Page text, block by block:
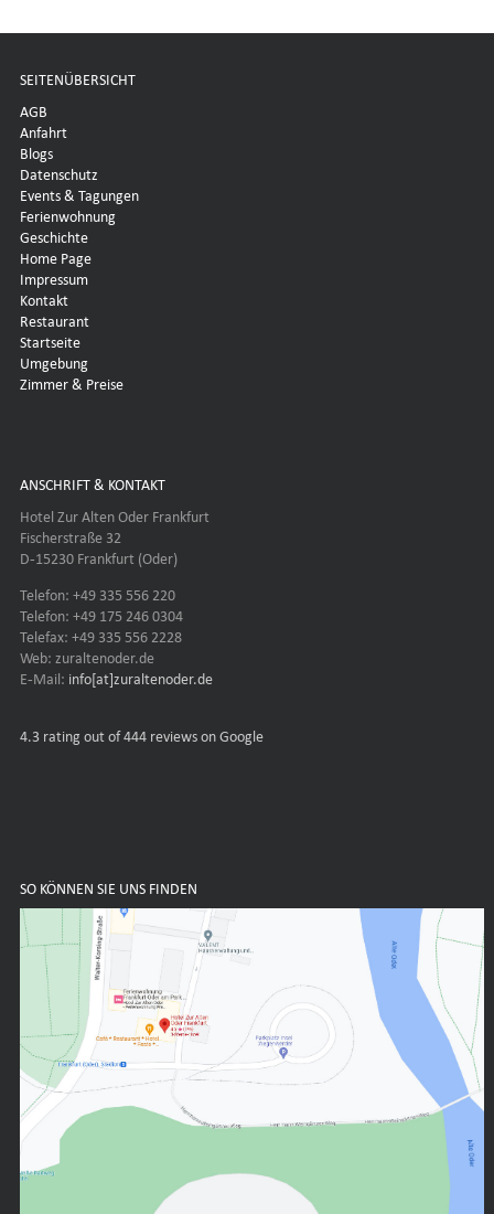
SEITENÜBERSICHT
AGB
Anfahrt
Blogs
Datenschutz
Events & Tagungen
Ferienwohnung
Geschichte
Home Page
Impressum
Kontakt
Restaurant
Startseite
Umgebung
Zimmer & Preise
ANSCHRIFT & KONTAKT
Hotel Zur Alten Oder Frankfurt
Fischerstraße 32
D-15230 Frankfurt (Oder)
Telefon: +49 335 556 220
Telefon: +49 175 246 0304
Telefax: +49 335 556 2228
Web: zuraltenoder.de
E-Mail: info[at]zuraltenoder.de
4.3 rating out of 444 reviews on Google
SO KÖNNEN SIE UNS FINDEN